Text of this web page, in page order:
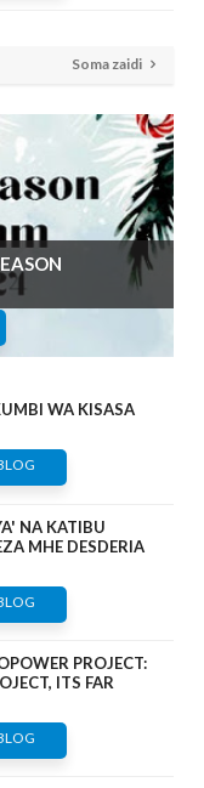
Soma zaidi
WA KISASA
NA KATIBU
MHE DESDERIA
PROJECT:
ITS FAR